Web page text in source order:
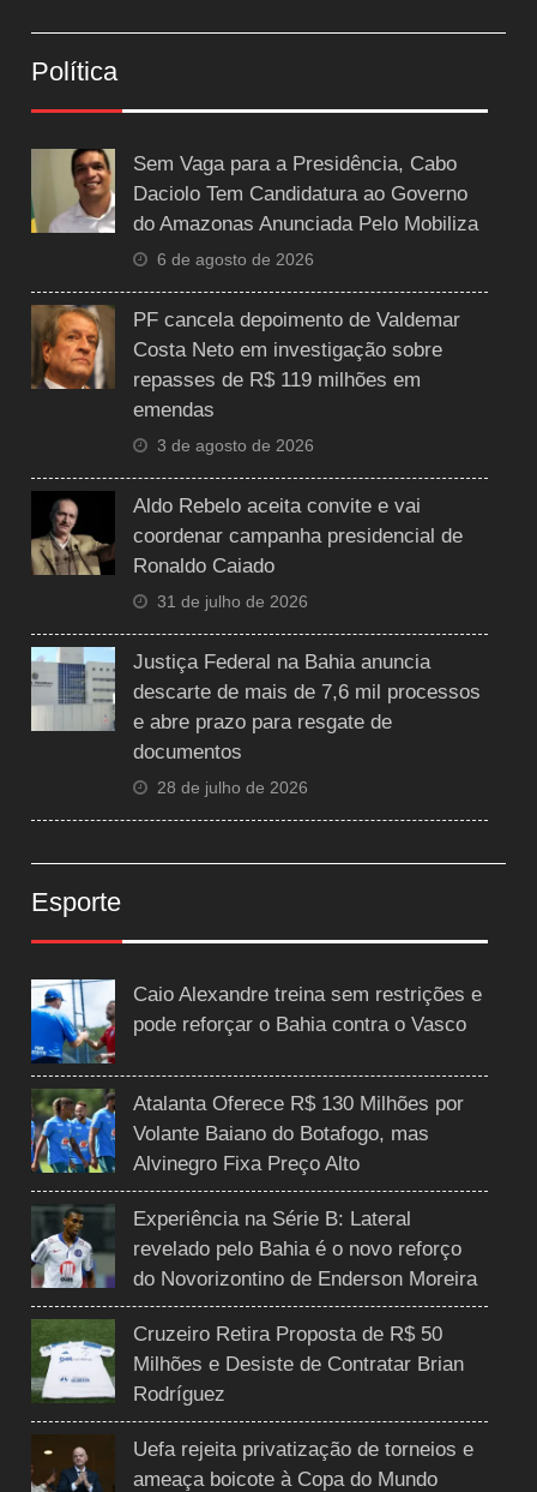
Política
Sem Vaga para a Presidência, Cabo
Daciolo Tem Candidatura ao Governo
do Amazonas Anunciada Pelo Mobiliza
6 de agosto de 2026
PF cancela depoimento de Valdemar
Costa Neto em investigação sobre
repasses de R$ 119 milhões em
emendas
3 de agosto de 2026
Aldo Rebelo aceita convite e vai
coordenar campanha presidencial de
Ronaldo Caiado
31 de julho de 2026
Justiça Federal na Bahia anuncia
descarte de mais de 7,6 mil processos
e abre prazo para resgate de
documentos
28 de julho de 2026
Esporte
Caio Alexandre treina sem restrições e
pode reforçar o Bahia contra o Vasco
Atalanta Oferece R$ 130 Milhões por
Volante Baiano do Botafogo, mas
Alvinegro Fixa Preço Alto
Experiência na Série B: Lateral
revelado pelo Bahia é o novo reforço
do Novorizontino de Enderson Moreira
Cruzeiro Retira Proposta de R$ 50
Milhões e Desiste de Contratar Brian
Rodríguez
Uefa rejeita privatização de torneios e
ameaça boicote à Copa do Mundo